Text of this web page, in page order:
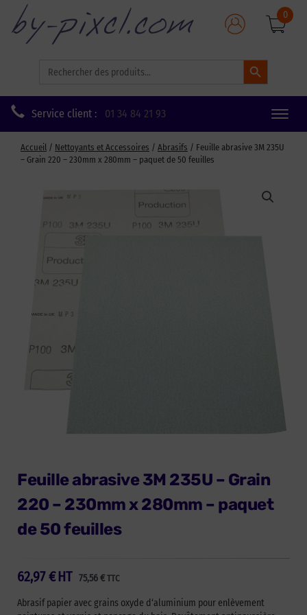
for:
Search Button
0
Service client : 01 34 84 21 93
Toggle
Accueil / Nettoyants et Accessoires / Abrasifs / Feuille abrasive 3M 235U
– Grain 220 – 230mm x 280mm – paquet de 50 feuilles
Feuille abrasive 3M 235U – Grain
220 – 230mm x 280mm – paquet
de 50 feuilles
62,97€ 75,56€ TTC
HT
Abrasif papier avec grains oxyde d‘aluminium pour enlèvement